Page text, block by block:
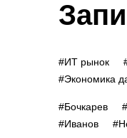
#ИТ рынок
#Экономика
#Бочкарев
#Иванов